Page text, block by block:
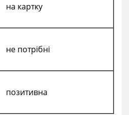
на картку
не потрібні
позитивна